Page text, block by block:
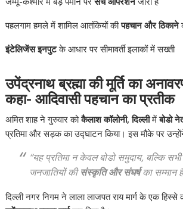
पहलगाम हमले में शामिल आतंकियों कीपहचान और ठिकाने
इंटेलिजेंस इनपुटके आधार पर सीमावर्ती इलाकों में सख्ती
उपेंद्रनाथ ब्रह्मा की मूर्ति का
कहा- आदिवासी पहचान का प्रतीक
अमित शाह ने गुरुवार कोकैलाश कॉलोनी, दिल्लीमेंबोडो
प्रतिमा और सड़क का उद्घाटन किया। इस मौके पर
“यह प्रतिमा न केवल बोडो समुदाय, बल्कि सभी
जनजातियों कीसंस्कृति और संघर्षका सम्मान
दिल्ली नगर निगम ने लाला लाजपत राय मार्ग के एक